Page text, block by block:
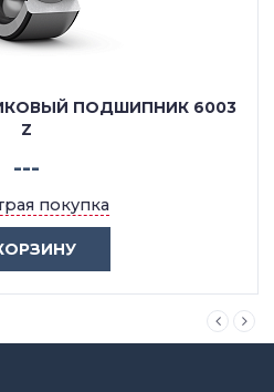
ПОДШИПНИК 6003
Z
---
покупка